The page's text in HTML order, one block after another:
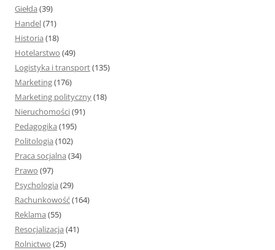
Giełda (39)
Handel(71)
Historia (18)
Hotelarstwo (49)
Logistyka i transport(135)
Marketing(176)
Marketing polityczny(18)
Nieruchomości(91)
Pedagogika (195)
Politologia (102)
Praca socjalna (34)
Prawo (97)
Psychologia (29)
Rachunkowość(164)
Reklama (55)
Resocjalizacja (41)
Rolnictwo (25)